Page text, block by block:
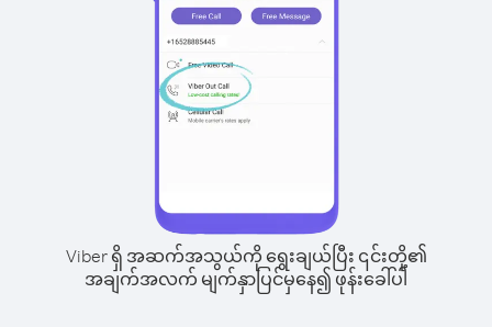
Viber ရှိ အဆက်အသွယ်ကို ရွေးချယ်ပြီး ၎င်းတို့၏
အချက်အလက် မျက်နှာပြင်မှနေ၍ ဖုန်းခေါ်ပါ